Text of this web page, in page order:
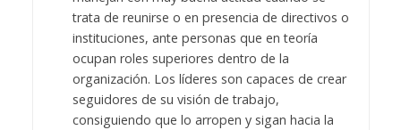
trata de reunirse o en presencia de directivos o
instituciones, ante personas que en teoría
ocupan roles superiores dentro de la
organización. Los líderes son capaces de crear
seguidores de su visión de trabajo,
consiguiendo que lo arropen y sigan hacia la